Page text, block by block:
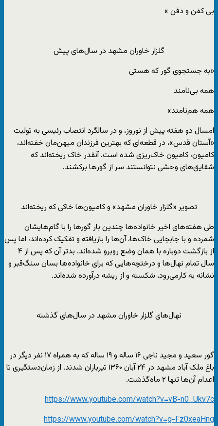
بی کفن و دفن »
گلزار خاوران مشهد در سال‌های پیش
«به جستجوی گور که هستی
همه بی‌نامند
همه هم‌نامند»
امسال دو هفته پیش از نوروز، و در سالگرد انتصاب رئیسی به تولیت
«آستان قدس»، در قطعه‌ای که بهترین فرزندان میهن‌مان خفته‌اند،
کامیون، کامیون خاک‌ریزی شده است. آنقدر خاک ریخته‌اند که
شقایق‌های وحشی نتوانستند سر از گورها برکشند.
تصویر «گلزار خاوران مشهد» و کامیون‌ها خاکی که ریخته‌اند
طی هفته‌های اخیر خانواده‌ها چندین بار گورها را با گام‌هایشان
شمرده و با جابجایی خاک‌‌ها، ‌آن‌ها را بازیافته و تفکیک کرده‌اند، اما پس
از بازگشت دوباره با همان وضع روبرو شده‌اند. بدتر آن که پس از ۴
سال تمام نهال‌ها و درختچه‌هایی که برای خانواده‌ها بسان سنگ‌‌قبر و
نشانه به کارمی‌رود، شکسته و از ریشه درآورده شده‌اند.
نهال‌های گلزار خاوران مشهد در سال‌های گذشته
گور سعید و مجید ناجی ۱۶ ساله و ۱۹ ساله که به همراه ۱۷ نفر دیگر در
باغ ملک آباد مشهد در ۲۴ آبان ۱۳۶۰ تیرباران شدند. از زمان‌دستگیری تا
اعدام‌ آن‌ها تنها ۲ ماه‌گذشت.
https://www.youtube.com/watch?v=vB-n0_Ukv7c
https://www.youtube.com/watch?v=g-Fz0xeaHng